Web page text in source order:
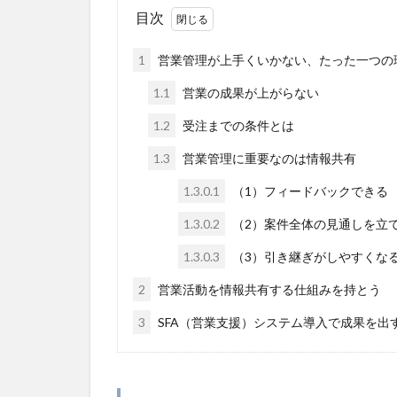
目次
1 営業管理が上手くいかない、たった一つの
1.1 営業の成果が上がらない
1.2 受注までの条件とは
1.3 営業管理に重要なのは情報共有
1.3.0.1 （1）フィードバックできる
1.3.0.2 （2）案件全体の見通しを立
1.3.0.3 （3）引き継ぎがしやすくな
2 営業活動を情報共有する仕組みを持とう
3 SFA（営業支援）システム導入で成果を出